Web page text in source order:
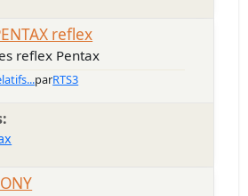
reflex
reflex Pentax
parRTS3